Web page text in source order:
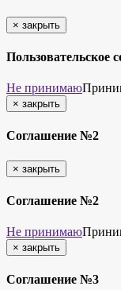
× закрыть
Пользовательское
Не принимаю
× закрыть
Соглашение №2
× закрыть
Соглашение №2
Не принимаю
× закрыть
Соглашение №3